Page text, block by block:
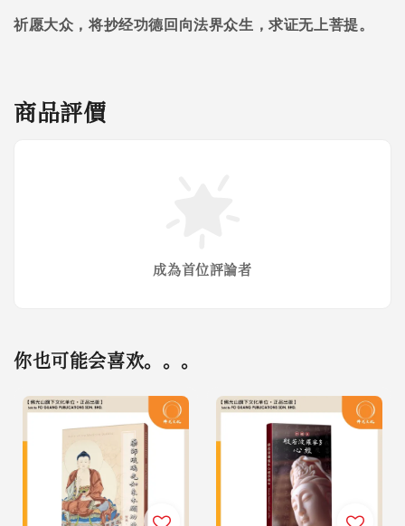
祈愿大众，将抄经功德回向法界众生，求证无上菩提。
商品評價
成為首位評論者
你也可能会喜欢。。。